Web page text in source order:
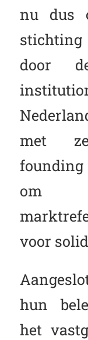
nu dus
door
met
om
voor
hun
het